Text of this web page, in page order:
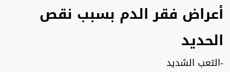
أعراض فقر الدم بسبب نقص
الحديد
-التعب الشديد